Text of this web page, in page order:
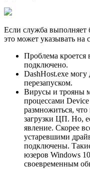
Если служба выполняет
это может указывать
Проблема кроется
подключено.
DashHost.exe
перезапуском.
Вирусы и трояны
процессами
размножиться,
загрузки ЦП. Но,
явление. Скорее
устаревшими
подключены.
юзеров Windows
своевременным